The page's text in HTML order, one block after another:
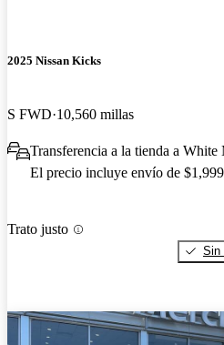
2025 Nissan Kicks
S FWD 10,560 millas
Transferencia a la tienda a
El precio incluye envío de $1,999
Trato justo
Sin